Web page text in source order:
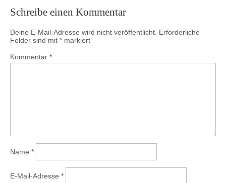
Schreibe einen Kommentar
Deine E-Mail-Adresse wird nicht veröffentlicht. Erforderliche
Felder sind mit * markiert
Kommentar *
Name *
E-Mail-Adresse *